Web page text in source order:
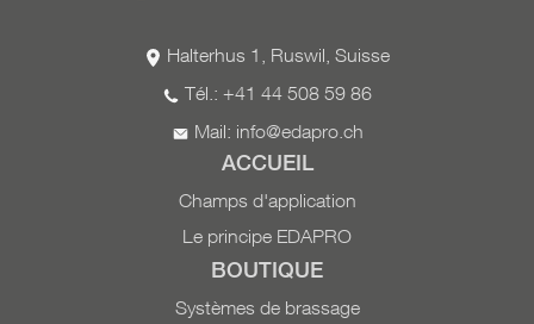
L’application de Bio NPK
d’autres
et du thé
de compost (sauf soufre
et sulfate de magnésium).
Listé comme intrant par
l’agriculture biologique
fournit en plus des oligo-
Adapté à la phase de
fructification de la culture.
L'application de Bio NPK
2-1-10 peut être
de compost Répertorié
comme intrant par
Halterhus 1, Ruswil, Suisse
Tél.: +41 44 508 59 86
Mail: info@edapro.ch
ACCUEIL
Champs d'application
Le principe EDAPRO
BOUTIQUE
Systèmes de brassage